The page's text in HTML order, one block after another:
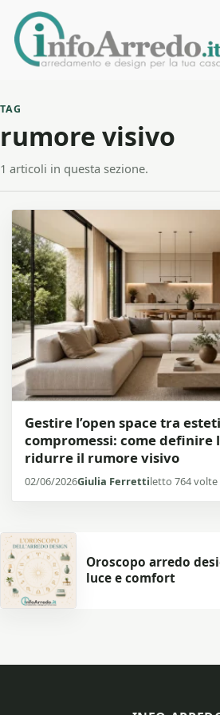
TAG
rumore visivo
1 articoli in questa sezione.
Gestire l’open space tra
compromessi: come
ridurre il rumore visivo
02/06/2026Giulia Ferrettiletto 764 volte
Oroscopo arredo
luce e comfort